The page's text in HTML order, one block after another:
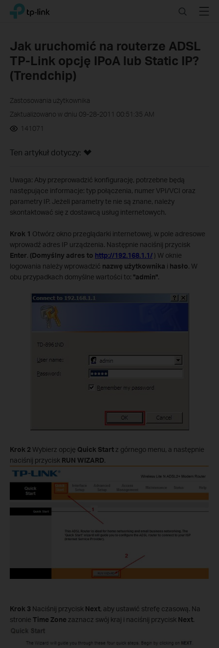
Click
navigation
TP-Link, Reliably Smart SearchMenu
Jak uruchomić na routerze ADSL
TP-Link opcję IPoA lub Static IP?
(Trendchip)
Zastosowania użytkownika
Zaktualizowano w dniu 09-28-2011 00:51:35 AM
141071
Ten artykuł dotyczy:
Uwaga: Aby przeprowadzić konfigurację, potrzebne będą
następujące informacje: typ połączenia, numer VPI/VCI oraz
parametry IP. Jeżeli parametry te nie są znane, należy
skontaktować się z dostawcą usług internetowych.
Krok 1 Otwórz okno przeglądarki internetowej, w pole adresowe
wprowadź adres IP urządzenia. Następnie naciśnij przycisk
Enter. (Domyślny adres to http://192.168.1.1/ ) W oknie
logowania należy wprowadzić nazwę użytkownika i hasło. W
obu przypadkach domyślne wartości to: "admin".
Krok 2 Wybierz opcję Quick Start z górnego menu, a następnie
naciśnij przycisk RUN WIZARD.
Krok 3 Naciśnij przycisk Next, aby ustawić strefę czasową. Na
stronie Time Zone zaznacz swój kraj i naciśnij przycisk Next.